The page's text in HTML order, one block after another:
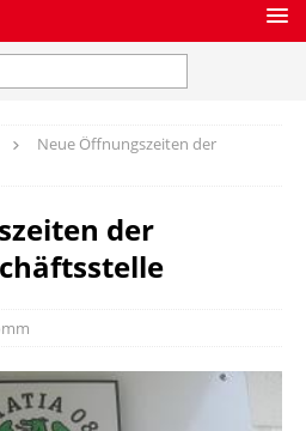
Neue Öffnungszeiten der
der